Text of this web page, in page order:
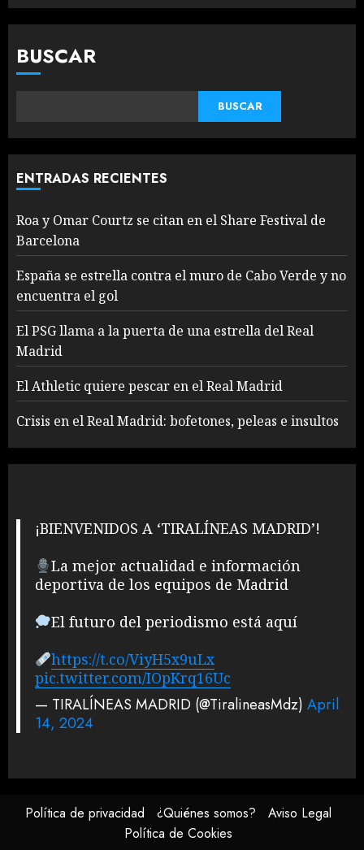
BUSCAR
BUSCAR
ENTRADAS RECIENTES
Roa y Omar Courtz se citan en el Share Festival de
Barcelona
España se estrella contra el muro de Cabo Verde y no
encuentra el gol
El PSG llama a la puerta de una estrella del Real
Madrid
El Athletic quiere pescar en el Real Madrid
Crisis en el Real Madrid: bofetones, peleas e insultos
¡BIENVENIDOS A ‘TIRALÍNEAS MADRID’!
La mejor actualidad e información
deportiva de los equipos de Madrid
El futuro del periodismo está aquí
https://t.co/ViyH5x9uLx
pic.twitter.com/IOpKrq16Uc
— TIRALÍNEAS MADRID (@TiralineasMdz) April
14, 2024
Política de privacidad ¿Quiénes somos?
Aviso Legal
Política de Cookies